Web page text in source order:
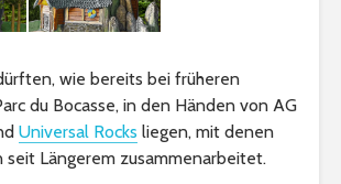
wie bereits bei früheren
du Bocasse, in den Händen von AG
Universal Rocks liegen, mit denen
seit Längerem zusammenarbeitet.